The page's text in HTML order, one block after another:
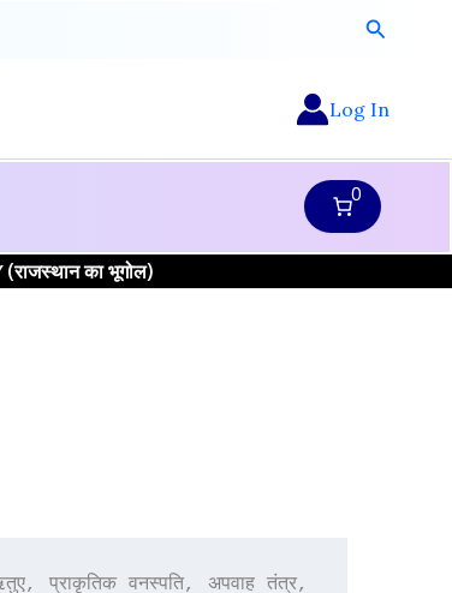
Search
Log In
0
का भूगोल)
प्राकृतिक वनस्पति, अपवाह तंत्र,